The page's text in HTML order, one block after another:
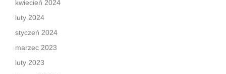
kwiecień 2024
luty 2024
styczeń 2024
marzec 2023
luty 2023